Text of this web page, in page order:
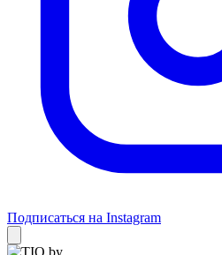
Подписаться на Instagram